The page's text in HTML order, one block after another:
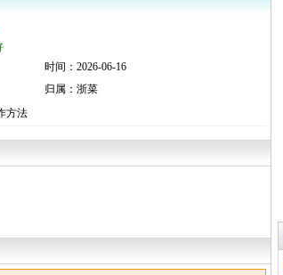
时间：2026-06-16
归属：浙菜
方法